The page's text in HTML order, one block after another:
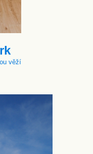
věží